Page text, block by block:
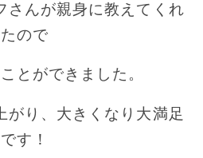
さんが親身に教えてくれ
たので
とができました。
がり、大きくなり大満足
です！